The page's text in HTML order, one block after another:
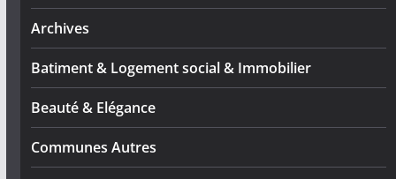
Archives
Batiment & Logement social & Immobilier
Beauté & Elégance
Communes Autres